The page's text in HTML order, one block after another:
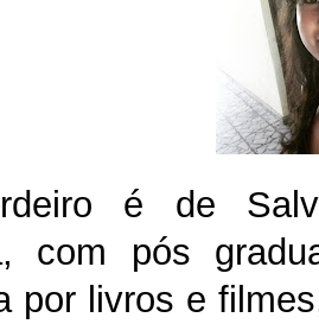
é de
com pós
por livros e